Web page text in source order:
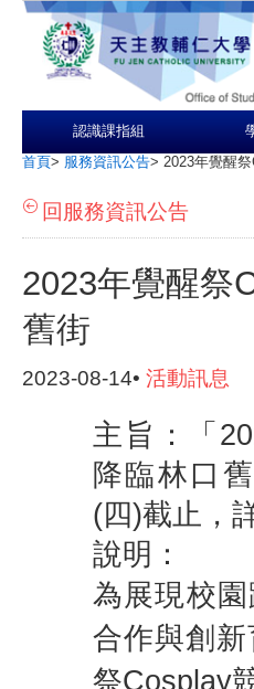
認識課指組
首頁> 服務資訊公告> 2023年覺醒
回服務資訊公告
2023年覺醒祭
舊街
2023-08-14• 活動訊息
主旨：「
降臨林口
(四)截止，
說明：
為展現校
合作與創
祭Cosplay